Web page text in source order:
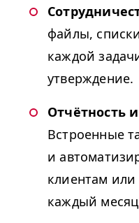
файлы,
каждой
утверждение.
Отчётность
Встроенные
и
клиентам
каждый